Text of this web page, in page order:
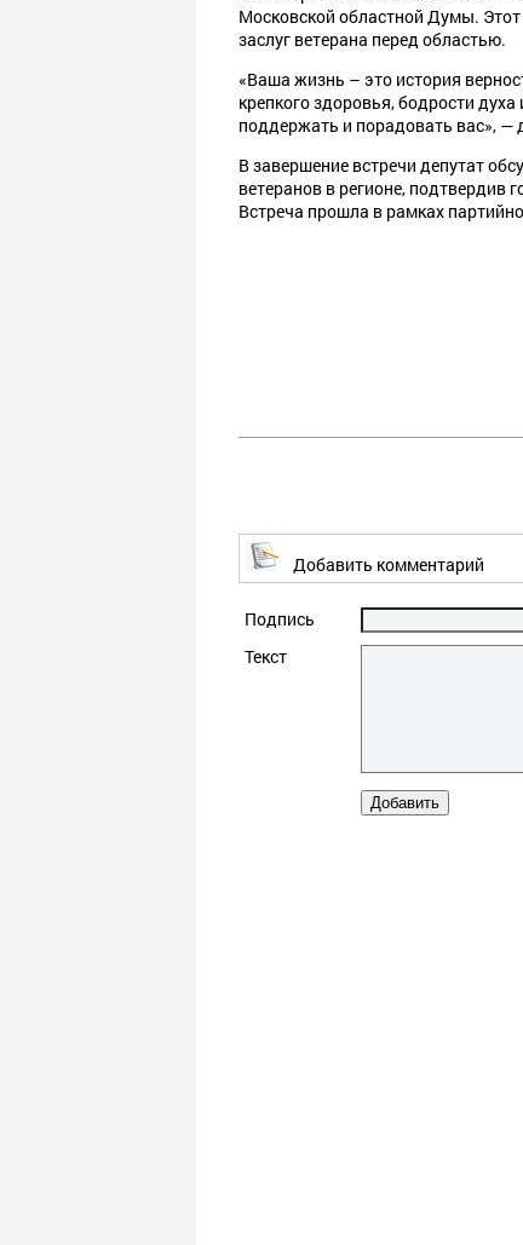
Московской областной Думы.
заслуг ветерана перед областью.
«Ваша жизнь – это история
крепкого здоровья, бодрости
поддержать и порадовать вас», —
В завершение встречи депутат
ветеранов в регионе, подтвердив
Встреча прошла в рамках
Добавить комментарий
Подпись
Текст